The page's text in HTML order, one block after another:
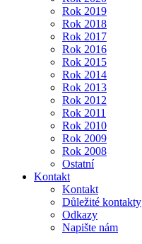
Rok 2019
Rok 2018
Rok 2017
Rok 2016
Rok 2015
Rok 2014
Rok 2013
Rok 2012
Rok 2011
Rok 2010
Rok 2009
Rok 2008
Ostatní
Kontakt
Kontakt
Důležité kontakty
Odkazy
Napište nám